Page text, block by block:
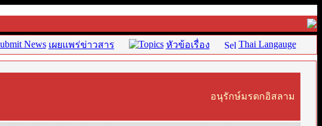
เผยแพร่ข่าวสาร หัวข้อเรื่อง Thai Langauge
อนุรักษ์มรดกอิสลาม